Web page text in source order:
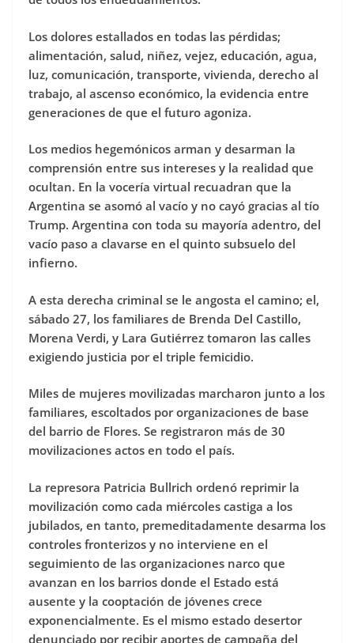
Los dolores estallados en todas las pérdidas;
alimentación, salud, niñez, vejez, educación, agua,
luz, comunicación, transporte, vivienda, derecho al
trabajo, al ascenso económico, la evidencia entre
generaciones de que el futuro agoniza.
Los medios hegemónicos arman y desarman la
comprensión entre sus intereses y la realidad que
ocultan. En la vocería virtual recuadran que la
Argentina se asomó al vacío y no cayó gracias al tío
Trump. Argentina con toda su mayoría adentro, del
vacío paso a clavarse en el quinto subsuelo del
infierno.
A esta derecha criminal se le angosta el camino; el,
sábado 27, los familiares de Brenda Del Castillo,
Morena Verdi, y Lara Gutiérrez tomaron las calles
exigiendo justicia por el triple femicidio.
Miles de mujeres movilizadas marcharon junto a los
familiares, escoltados por organizaciones de base
del barrio de Flores. Se registraron más de 30
movilizaciones actos en todo el país.
La represora Patricia Bullrich ordenó reprimir la
movilización como cada miércoles castiga a los
jubilados, en tanto, premeditadamente desarma los
controles fronterizos y no interviene en el
seguimiento de las organizaciones narco que
avanzan en los barrios donde el Estado está
ausente y la cooptación de jóvenes crece
exponencialmente. Es el mismo estado desertor
denunciado por recibir aportes de campaña del